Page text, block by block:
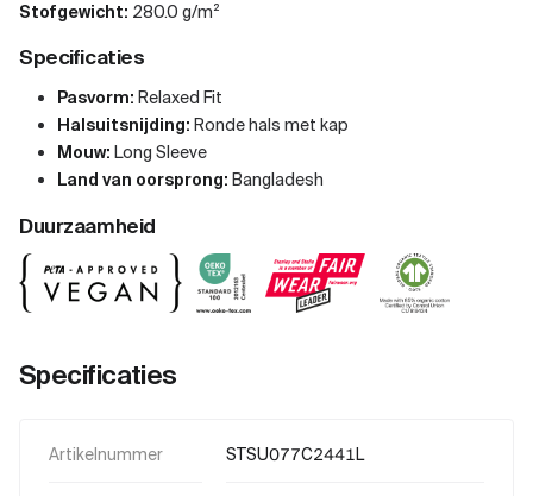
Stofgewicht: 280.0 g/m²
Specificaties
Pasvorm: Relaxed Fit
Halsuitsnijding: Ronde hals met kap
Mouw: Long Sleeve
Land van oorsprong: Bangladesh
Duurzaamheid
Specificaties
Artikelnummer STSU077C2441L